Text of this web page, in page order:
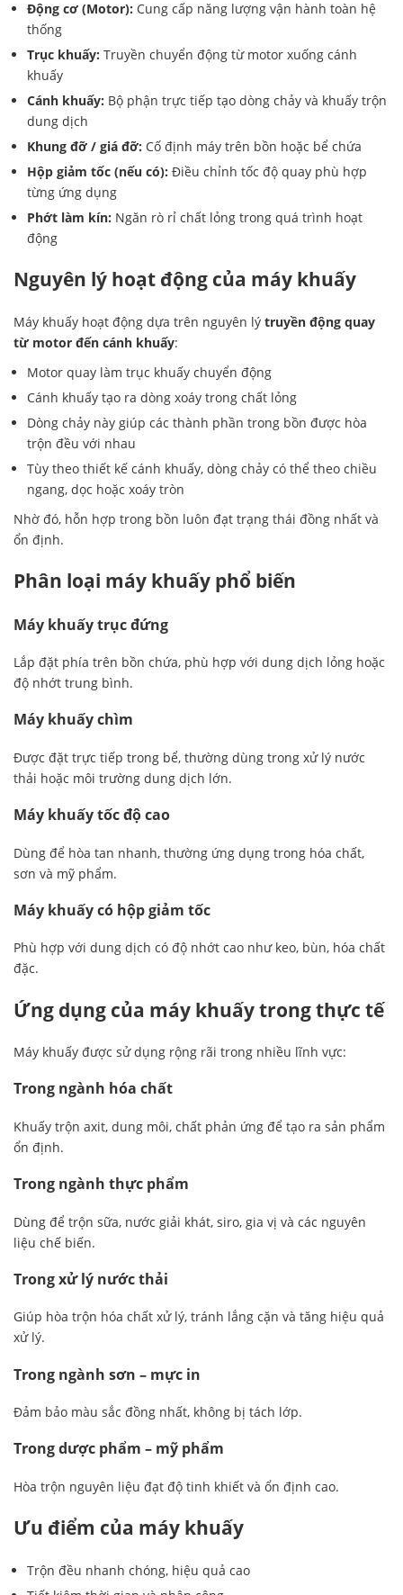
Động cơ (Motor): Cung cấp năng lượng vận hành toàn hệ
thống
Trục khuấy: Truyền chuyển động từ motor xuống cánh
khuấy
Cánh khuấy: Bộ phận trực tiếp tạo dòng chảy và khuấy trộn
dung dịch
Khung đỡ / giá đỡ: Cố định máy trên bồn hoặc bể chứa
Hộp giảm tốc (nếu có): Điều chỉnh tốc độ quay phù hợp
từng ứng dụng
Phớt làm kín: Ngăn rò rỉ chất lỏng trong quá trình hoạt
động
Nguyên lý hoạt động của máy khuấy
Máy khuấy hoạt động dựa trên nguyên lý truyền động quay
từ motor đến cánh khuấy:
Motor quay làm trục khuấy chuyển động
Cánh khuấy tạo ra dòng xoáy trong chất lỏng
Dòng chảy này giúp các thành phần trong bồn được hòa
trộn đều với nhau
Tùy theo thiết kế cánh khuấy, dòng chảy có thể theo chiều
ngang, dọc hoặc xoáy tròn
Nhờ đó, hỗn hợp trong bồn luôn đạt trạng thái đồng nhất và
ổn định.
Phân loại máy khuấy phổ biến
Máy khuấy trục đứng
Lắp đặt phía trên bồn chứa, phù hợp với dung dịch lỏng hoặc
độ nhớt trung bình.
Máy khuấy chìm
Được đặt trực tiếp trong bể, thường dùng trong xử lý nước
thải hoặc môi trường dung dịch lớn.
Máy khuấy tốc độ cao
Dùng để hòa tan nhanh, thường ứng dụng trong hóa chất,
sơn và mỹ phẩm.
Máy khuấy có hộp giảm tốc
Phù hợp với dung dịch có độ nhớt cao như keo, bùn, hóa chất
đặc.
Ứng dụng của máy khuấy trong thực tế
Máy khuấy được sử dụng rộng rãi trong nhiều lĩnh vực:
Trong ngành hóa chất
Khuấy trộn axit, dung môi, chất phản ứng để tạo ra sản phẩm
ổn định.
Trong ngành thực phẩm
Dùng để trộn sữa, nước giải khát, siro, gia vị và các nguyên
liệu chế biến.
Trong xử lý nước thải
Giúp hòa trộn hóa chất xử lý, tránh lắng cặn và tăng hiệu quả
xử lý.
Trong ngành sơn – mực in
Đảm bảo màu sắc đồng nhất, không bị tách lớp.
Trong dược phẩm – mỹ phẩm
Hòa trộn nguyên liệu đạt độ tinh khiết và ổn định cao.
Ưu điểm của máy khuấy
Trộn đều nhanh chóng, hiệu quả cao